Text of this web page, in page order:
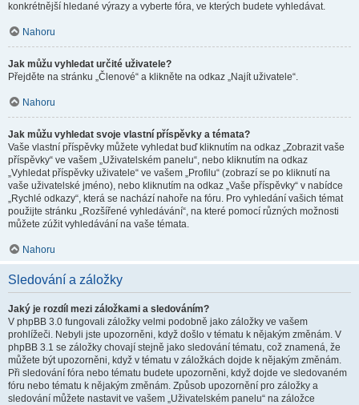
konkrétnější hledané výrazy a vyberte fóra, ve kterých budete vyhledávat.
Nahoru
Jak můžu vyhledat určité uživatele?
Přejděte na stránku „Členové“ a klikněte na odkaz „Najít uživatele“.
Nahoru
Jak můžu vyhledat svoje vlastní příspěvky a témata?
Vaše vlastní příspěvky můžete vyhledat buď kliknutím na odkaz „Zobrazit vaše
příspěvky“ ve vašem „Uživatelském panelu“, nebo kliknutím na odkaz
„Vyhledat příspěvky uživatele“ ve vašem „Profilu“ (zobrazí se po kliknutí na
vaše uživatelské jméno), nebo kliknutím na odkaz „Vaše příspěvky“ v nabídce
„Rychlé odkazy“, která se nachází nahoře na fóru. Pro vyhledání vašich témat
použijte stránku „Rozšířené vyhledávání“, na které pomocí různých možnosti
můžete zúžit vyhledávání na vaše témata.
Nahoru
Sledování a záložky
Jaký je rozdíl mezi záložkami a sledováním?
V phpBB 3.0 fungovali záložky velmi podobně jako záložky ve vašem
prohlížeči. Nebyli jste upozorněni, když došlo v tématu k nějakým změnám. V
phpBB 3.1 se záložky chovají stejně jako sledování tématu, což znamená, že
můžete být upozorněni, když v tématu v záložkách dojde k nějakým změnám.
Při sledování fóra nebo tématu budete upozorněni, když dojde ve sledovaném
fóru nebo tématu k nějakým změnám. Způsob upozornění pro záložky a
sledování můžete nastavit ve vašem „Uživatelském panelu“ na záložce